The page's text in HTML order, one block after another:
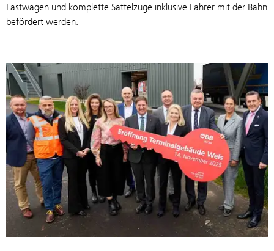
Lastwagen und komplette Sattelzüge inklusive Fahrer mit der Bahn
befördert werden.